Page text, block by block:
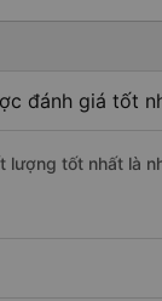
đánh giá tốt
lượng tốt nhất là